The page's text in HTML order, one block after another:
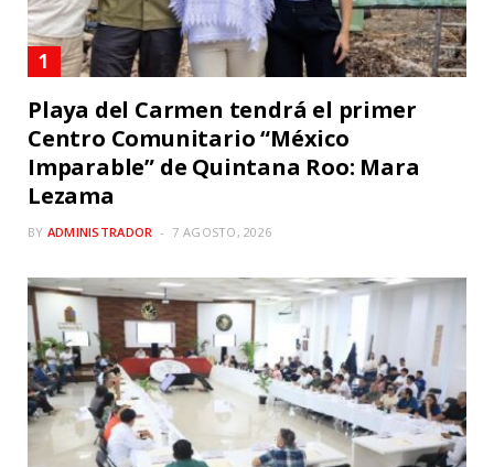
Playa del Carmen tendrá el primer
Centro Comunitario “México
Imparable” de Quintana Roo: Mara
Lezama
BY ADMINISTRADOR 7 AGOSTO, 2026